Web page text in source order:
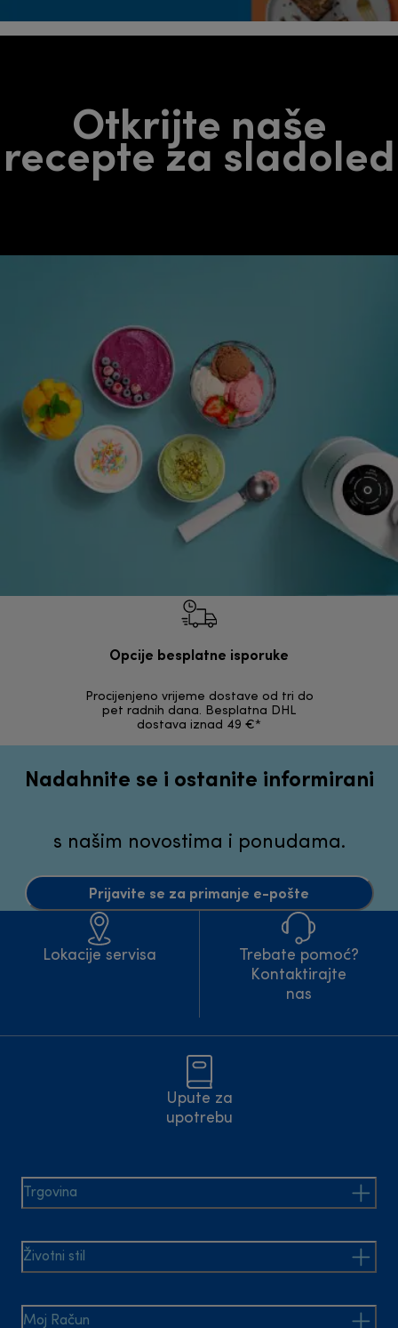
Otkrijte naše
recepte za sladoled
Opcije besplatne isporuke
Procijenjeno vrijeme dostave od tri do
pet radnih dana. Besplatna DHL
dostava iznad 49 €*
Nadahnite se i ostanite informirani
s našim novostima i ponudama.
Prijavite se za primanje e-pošte
Lokacije servisa
Trebate pomoć?
Kontaktirajte
nas
Upute za
upotrebu
Trgovina
Životni stil
Moj Račun